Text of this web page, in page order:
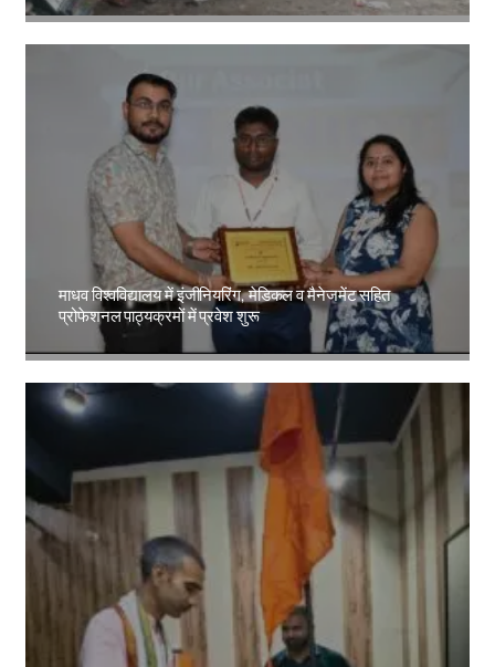
Amit Lekh
माधव विश्वविद्यालय में इंजीनियरिंग, मेडिकल व मैनेजमेंट सहित
प्रोफेशनल पाठ्यक्रमों में प्रवेश शुरू
Amit Lekh